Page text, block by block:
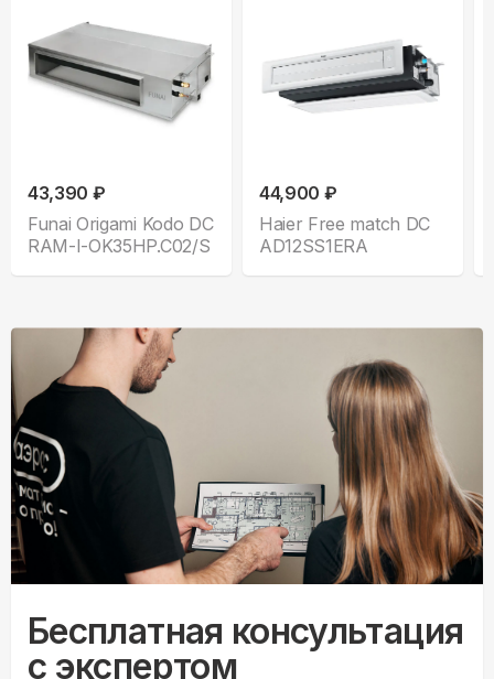
43,390 ₽
Funai Origami Kodo DC
RAM-I-OK35HP.C02/S
44,900 ₽
Haier Free match DC
AD12SS1ERA
Бесплатная консультация
с экспертом